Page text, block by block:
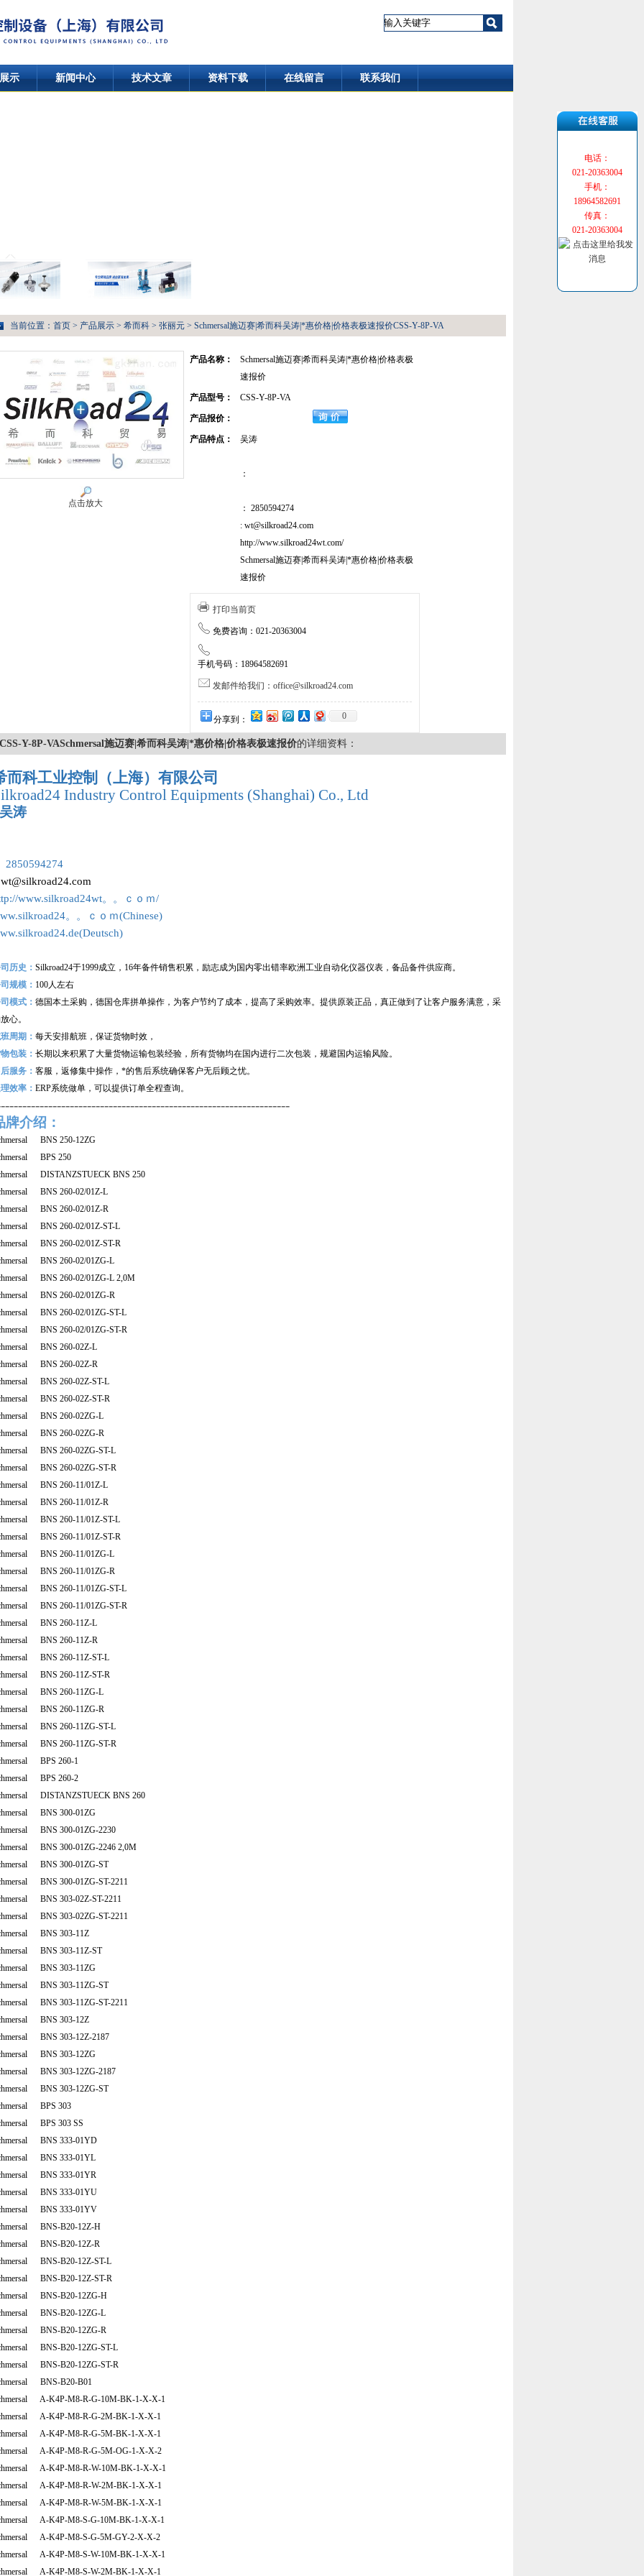
示 新闻中心 技术文章 资料下载 在线留言 联系我们
当前位置： 首页 > 产品展示 > 希而科 > 张丽元 > Schmersal施迈赛|希而科吴涛|*惠价格|价格表极速报价CSS-Y-8P-VA
点击放大
产品名称：
Schmersal施迈赛|希而科吴涛|*惠价格|价格表极
速报价
产品型号： CSS-Y-8P-VA
产品报价：
产品特点： 吴涛
：
： 2850594274
: wt@silkroad24.com
http://www.silkroad24wt.com/
Schmersal施迈赛|希而科吴涛|*惠价格|价格表极
速报价
打印当前页
免费咨询：021-20363004
手机号码：18964582691
发邮件给我们：office@silkroad24.com
分享到： 0
CSS-Y-8P-VASchmersal施迈赛|希而科吴涛|*惠价格|价格表极速报价的详细资料：
而科工业控制（上海）有限公司
Industry Control Equipments (Shanghai) Co., Ltd
吴涛
2850594274
wt@silkroad24.com
www.silkroad24wt。。ｃｏｍ/
。。ｃｏｍ(Chinese)
历史： Silkroad24于1999成立，16年备件销售积累，励志成为国内零出错率欧洲工业自动化仪器仪表，备品备件供应商。
规模： 100人左右
模式： 德国本土采购，德国仓库拼单操作，为客户节约了成本，提高了采购效率。提供原装正品，真正做到了让客户服务满意，采
心。
周期： 每天安排航班，保证货物时效，
包装： 长期以来积累了大量货物运输包装经验，所有货物均在国内进行二次包装，规避国内运输风险。
服务： 客服，返修集中操作，*的售后系统确保客户无后顾之忧。
效率： ERP系统做单，可以提供订单全程查询。
牌介绍：
BNS 250-12ZG
BPS 250
DISTANZSTUECK BNS 250
BNS 260-02/01Z-L
BNS 260-02/01Z-R
BNS 260-02/01Z-ST-L
BNS 260-02/01Z-ST-R
BNS 260-02/01ZG-L
BNS 260-02/01ZG-L 2,0M
BNS 260-02/01ZG-R
BNS 260-02/01ZG-ST-L
BNS 260-02/01ZG-ST-R
BNS 260-02Z-L
BNS 260-02Z-R
BNS 260-02Z-ST-L
BNS 260-02Z-ST-R
BNS 260-02ZG-L
BNS 260-02ZG-R
BNS 260-02ZG-ST-L
BNS 260-02ZG-ST-R
BNS 260-11/01Z-L
BNS 260-11/01Z-R
BNS 260-11/01Z-ST-L
BNS 260-11/01Z-ST-R
BNS 260-11/01ZG-L
BNS 260-11/01ZG-R
BNS 260-11/01ZG-ST-L
BNS 260-11/01ZG-ST-R
BNS 260-11Z-L
BNS 260-11Z-R
BNS 260-11Z-ST-L
BNS 260-11Z-ST-R
BNS 260-11ZG-L
BNS 260-11ZG-R
BNS 260-11ZG-ST-L
BNS 260-11ZG-ST-R
BPS 260-1
BPS 260-2
DISTANZSTUECK BNS 260
BNS 300-01ZG
BNS 300-01ZG-2230
BNS 300-01ZG-2246 2,0M
BNS 300-01ZG-ST
BNS 300-01ZG-ST-2211
BNS 303-02Z-ST-2211
BNS 303-02ZG-ST-2211
BNS 303-11Z
BNS 303-11Z-ST
BNS 303-11ZG
BNS 303-11ZG-ST
BNS 303-11ZG-ST-2211
BNS 303-12Z
BNS 303-12Z-2187
BNS 303-12ZG
BNS 303-12ZG-2187
BNS 303-12ZG-ST
BPS 303
BPS 303 SS
BNS 333-01YD
BNS 333-01YL
BNS 333-01YR
BNS 333-01YU
BNS 333-01YV
BNS-B20-12Z-H
BNS-B20-12Z-R
BNS-B20-12Z-ST-L
BNS-B20-12Z-ST-R
BNS-B20-12ZG-H
BNS-B20-12ZG-L
BNS-B20-12ZG-R
BNS-B20-12ZG-ST-L
BNS-B20-12ZG-ST-R
BNS-B20-B01
A-K4P-M8-R-G-10M-BK-1-X-X-1
A-K4P-M8-R-G-2M-BK-1-X-X-1
A-K4P-M8-R-G-5M-BK-1-X-X-1
A-K4P-M8-R-G-5M-OG-1-X-X-2
A-K4P-M8-R-W-10M-BK-1-X-X-1
A-K4P-M8-R-W-2M-BK-1-X-X-1
A-K4P-M8-R-W-5M-BK-1-X-X-1
A-K4P-M8-S-G-10M-BK-1-X-X-1
A-K4P-M8-S-G-5M-GY-2-X-X-2
A-K4P-M8-S-W-10M-BK-1-X-X-1
A-K4P-M8-S-W-2M-BK-1-X-X-1
电话：
021-20363004
手机：
18964582691
传真：
021-20363004